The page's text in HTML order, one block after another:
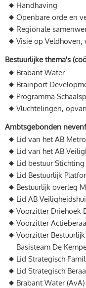
Handhaving
Openbare orde en
Regionale
Visie op
Bestuurlijke thema's
Brabant Water
Brainport
Programma
Vluchtelingen,
Ambtsgebonden
Lid van het AB
Lid van het AB
Lid bestuur
Lid Bestuurlijk
Bestuurlijk overleg
Lid AB
Voorzitter Driehoek
Voorzitter
Voorzitter
Basisteam De
Lid Strategisch
Lid Strategisch
Brabant Water (AvA)